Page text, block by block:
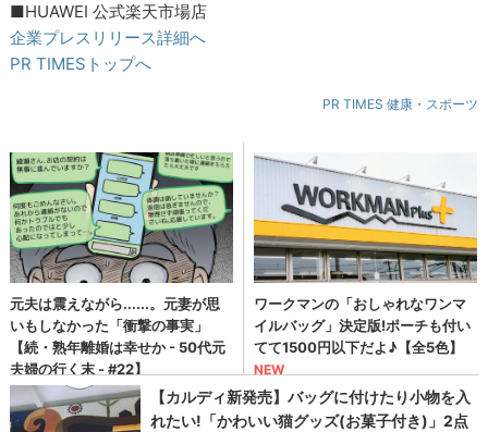
■HUAWEI 公式楽天市場店
企業プレスリリース詳細へ
PR TIMESトップへ
PR TIMES 健康・スポーツ